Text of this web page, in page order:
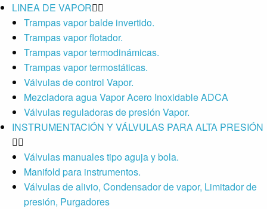
LINEA DE VAPOR
Trampas vapor balde invertido.
Trampas vapor flotador.
Trampas vapor termodinámicas.
Trampas vapor termostáticas.
Válvulas de control Vapor.
Mezcladora agua Vapor Acero Inoxidable ADCA
Válvulas reguladoras de presión Vapor.
INSTRUMENTACIÓN Y VÁLVULAS PARA ALTA PRESIÓN
Válvulas manuales tipo aguja y bola.
Manifold para instrumentos.
Válvulas de alivio, Condensador de vapor, Limitador de
presión, Purgadores